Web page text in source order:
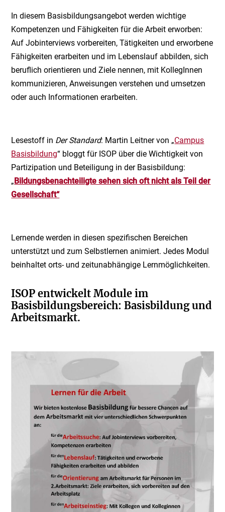
In diesem Basisbildungsangebot werden wichtige
Kompetenzen und Fähigkeiten für die Arbeit erworben:
Auf Jobinterviews vorbereiten, Tätigkeiten und erworbene
Fähigkeiten erarbeiten und im Lebenslauf abbilden, sich
beruflich orientieren und Ziele nennen, mit KollegInnen
kommunizieren, Anweisungen verstehen und umsetzen
oder auch Informationen erarbeiten.
Lesestoff in Der Standard: Martin Leitner von „Campus
Basisbildung“ bloggt für ISOP über die Wichtigkeit von
Partizipation und Beteiligung in der Basisbildung:
„ Bildungsbenachteiligte sehen sich oft nicht als Teil der
Gesellschaft“
Lernende werden in diesen spezifischen Bereichen
unterstützt und zum Selbstlernen animiert. Jedes Modul
beinhaltet orts- und zeitunabhängige Lernmöglichkeiten.
ISOP entwickelt Module im
Basisbildungsbereich: Basisbildung und
Arbeitsmarkt.